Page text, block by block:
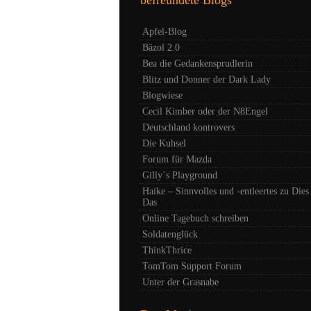
Apfel-Blog
Bäzol 2.0
Bea die Gedankensprudlerin
Blitz und Donner der Dark Lady
Blogwiese
Cecil Kimber oder der N8Engel
Deutschland kontrovers
Die Kuhsel
Forum für Mazda
Gilly´s Playground
Haike – Sinnvolles und -entleertes zu Dies
Das
Online Tagebuch schreiben
Soldatenglück
ThinkThrice
TomTom Support Forum
Unter der Grasnabe